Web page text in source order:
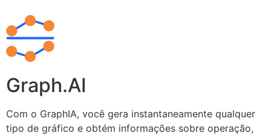
Graph.AI
Com o GraphIA, você gera instantaneamente qualquer
tipo de gráfico e obtém informações sobre operação,